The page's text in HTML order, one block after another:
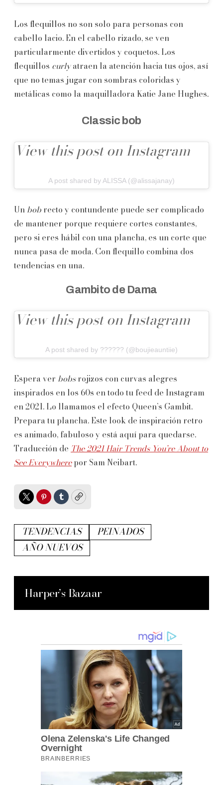
Los flequillos no son solo para personas con
cabello lacio. En el cabello rizado, se ven
particularmente divertidos y coquetos. Los
flequillos curlyatraen la atención hacia tus ojos, así
que no temas jugar con sombras coloridas y
metálicas como la maquilladora Katie Jane Hughes.
Classic bob
View this post on Instagram
A post shared by ALISSA (@alissajanay)
Un bob recto y contundente puede ser complicado
de mantener porque requiere cortes constantes,
pero si eres hábil con una plancha, es un corte que
nunca pasa de moda. Con flequillo combina dos
tendencias en una.
Gambito de Dama
View this post on Instagram
A post shared by ?????? (@boujieauntiie)
Espera ver bobsrojizos con curvas alegres
inspirados en los 60s en todo tu feed de Instagram
en 2021. Lo llamamos el efecto Queen’s Gambit.
Prepara tu plancha. Este look de inspiración retro
es animado, fabuloso y está aquí para quedarse.
Traducción de The 2021 Hair Trends You’re About to
See Everywherepor Sam Neibart.
TwitterPinterest
TumblrCopy
TENDENCIAS
PEINADOS
AÑO NUEVOS
Harper’s Bazaar